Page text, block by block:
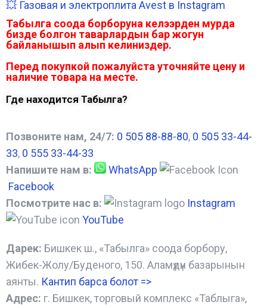
💥 Газовая и электроплита Avest в Instagram
Табылга соода борборуна келээрден мурда
бизде болгон таварлардын бар жогун
байланышып алып келиниздер.
Перед покупкой пожалуйста уточняйте цену и
наличие товара на месте.
Где находится Табылга?
Позвоните нам, 24/7: 0 505 88-88-80, 0 505 33-44-
33, 0 555 33-44-33
Напишите нам в:
WhatsApp
Facebook
Посмотрите нас в:
Instagram
YouTube
Дарек: Бишкек ш., «Табылга» соода борбору,
Жибек-Жолу/Буденого, 150. Аламүдүн базарынын
аянты. Кантип барса болот =>
Адрес: г. Бишкек, торговый комплекс «Таблыга»,